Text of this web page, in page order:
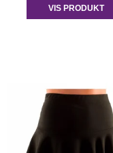
VIS PRODUKT